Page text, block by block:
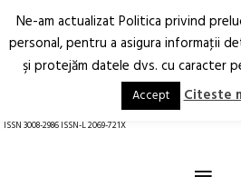
Arhitectură.
Oraș.
ISSN 3008-2986 ISSN-L 2069-721X
Ne-am actualizat Politica privind
personal, pentru a asigura informaţii
şi protejăm datele dvs. cu caracter
Accept Citeste